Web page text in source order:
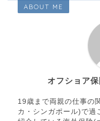
ABOUT ME
オフショア
19歳まで両親の仕事の
カ・シンガポール)で過